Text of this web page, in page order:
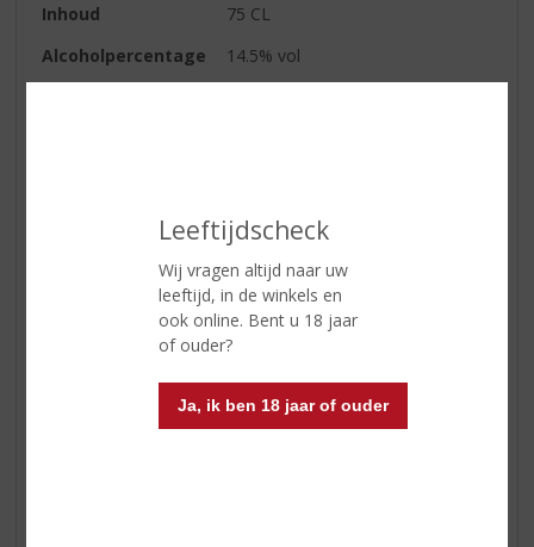
Leeftijdscheck
Wij vragen altijd naar uw
leeftijd, in de winkels en
ook online. Bent u 18 jaar
of ouder?
Ja, ik ben 18 jaar of ouder
Inhoud
75 CL
Alcoholpercentage
14.5% vol
fruit, bloemenaroma’s en
De afdronk is lang, plezierig met
soepele tannines
gaat uitstekend samen met vele
vleesgerechten